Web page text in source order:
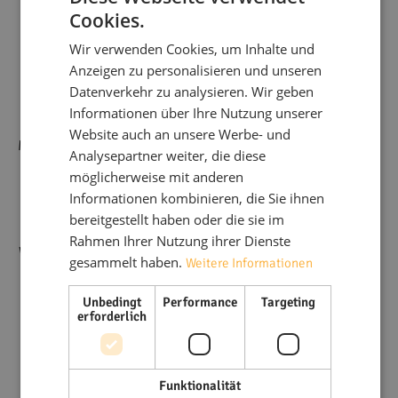
Seit 2018 steht flex living für flexible, voll möblierte
Wohnlösungen in ganz Deutschland. Mit über 333
Wohnungen an mehr als 40 Standorten bieten wir
Monteurwohnungen, Ferienwohnungen und WG-Zimmer für
jeden Bedarf – immer modern, voll ausgestattet und sofort
bezugsfertig. Dank unseres starken Netzwerks arbeiten wir
eng mit Unternehmen, Projektteams und
Immobilieninvestoren zusammen, um passgenaue
Wohnkonzepte zu realisieren. Unsere Mission:
Wohnen auf Zeit, effizient organisiert und mit höchstem
Anspruch an Qualität und Service.
Mehr über flex living
Cookies.
Wir verwenden Cookies, um Inhalte und
Anzeigen zu personalisieren und unseren
Datenverkehr zu analysieren. Wir geben
Informationen über Ihre Nutzung unserer
Website auch an unsere Werbe- und
Analysepartner weiter, die diese
möglicherweise mit anderen
Informationen kombinieren, die Sie ihnen
bereitgestellt haben oder die sie im
Rahmen Ihrer Nutzung ihrer Dienste
gesammelt haben. Weitere Informationen
Unbedingt
erforderlich
Performance Targeting
Funktionalität